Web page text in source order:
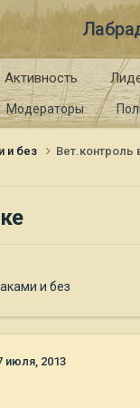
Модераторы
Активность
и без Вет.контроль
и без
июля, 2013